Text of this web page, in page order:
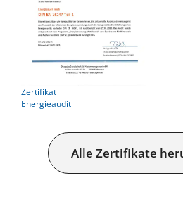
Zertifikat
Energieaudit
Alle Zertifikate